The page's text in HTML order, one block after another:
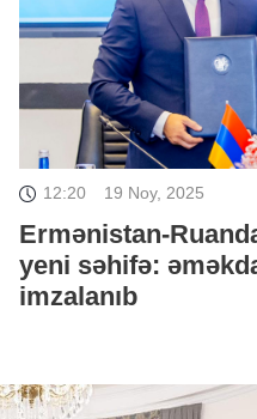
12:20 19 Noy, 2025
Ermənistan-
yeni səhifə:
imzalanıb